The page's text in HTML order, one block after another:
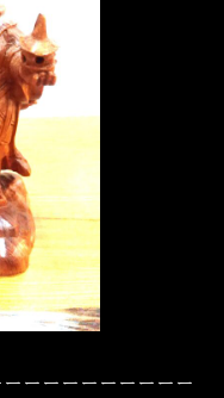
ーーーーーーーーー